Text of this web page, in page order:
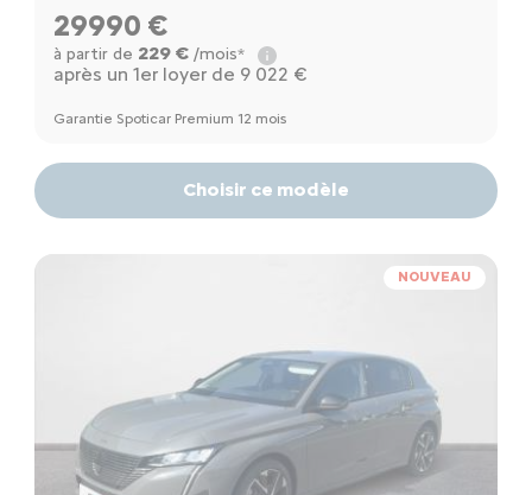
29990 €
à partir de 229 €/mois*
après un 1er loyer de 9 022 €
Garantie Spoticar Premium 12 mois
Choisir ce modèle
NOUVEAU